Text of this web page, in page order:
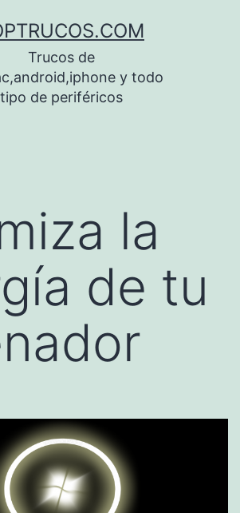
Trucos de
y todo
tipo de periféricos
la
de tu